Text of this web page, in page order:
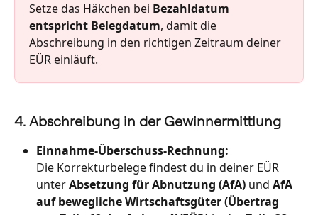
Setze das Häkchen bei Bezahldatum
entspricht Belegdatum, damit die
Abschreibung in den richtigen Zeitraum deiner
EÜR einläuft.
4. Abschreibung in der Gewinnermittlung
Einnahme-Überschuss-Rechnung:
Die Korrekturbelege findest du in deiner EÜR
unter Absetzung für Abnutzung (AfA) und AfA
auf bewegliche Wirtschaftsgüter (Übertrag